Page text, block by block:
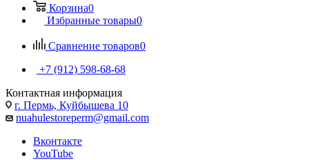
Корзина0
Избранные товары0
Сравнение товаров0
+7 (912) 598-68-68
Контактная информация
г. Пермь, Куйбышева 10
nuahulestoreperm@gmail.com
Вконтакте
YouTube